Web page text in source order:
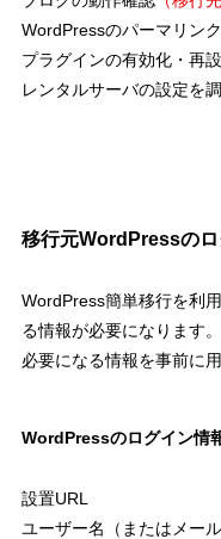
WordPressのパーマリン
プラグインの有効化・再
レンタルサーバの設定を
移行元WordPressの
WordPress簡単移行を利
る情報が必要になります。
必要になる情報を事前に
WordPressのログイン情
設置URL
ユーザー名（またはメール